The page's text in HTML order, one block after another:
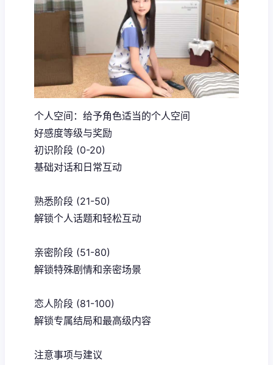
个人空间：给予角色适当的个人空间
好感度等级与奖励
初识阶段 (0-20)
基础对话和日常互动
熟悉阶段 (21-50)
解锁个人话题和轻松互动
亲密阶段 (51-80)
解锁特殊剧情和亲密场景
恋人阶段 (81-100)
解锁专属结局和最高级内容
注意事项与建议